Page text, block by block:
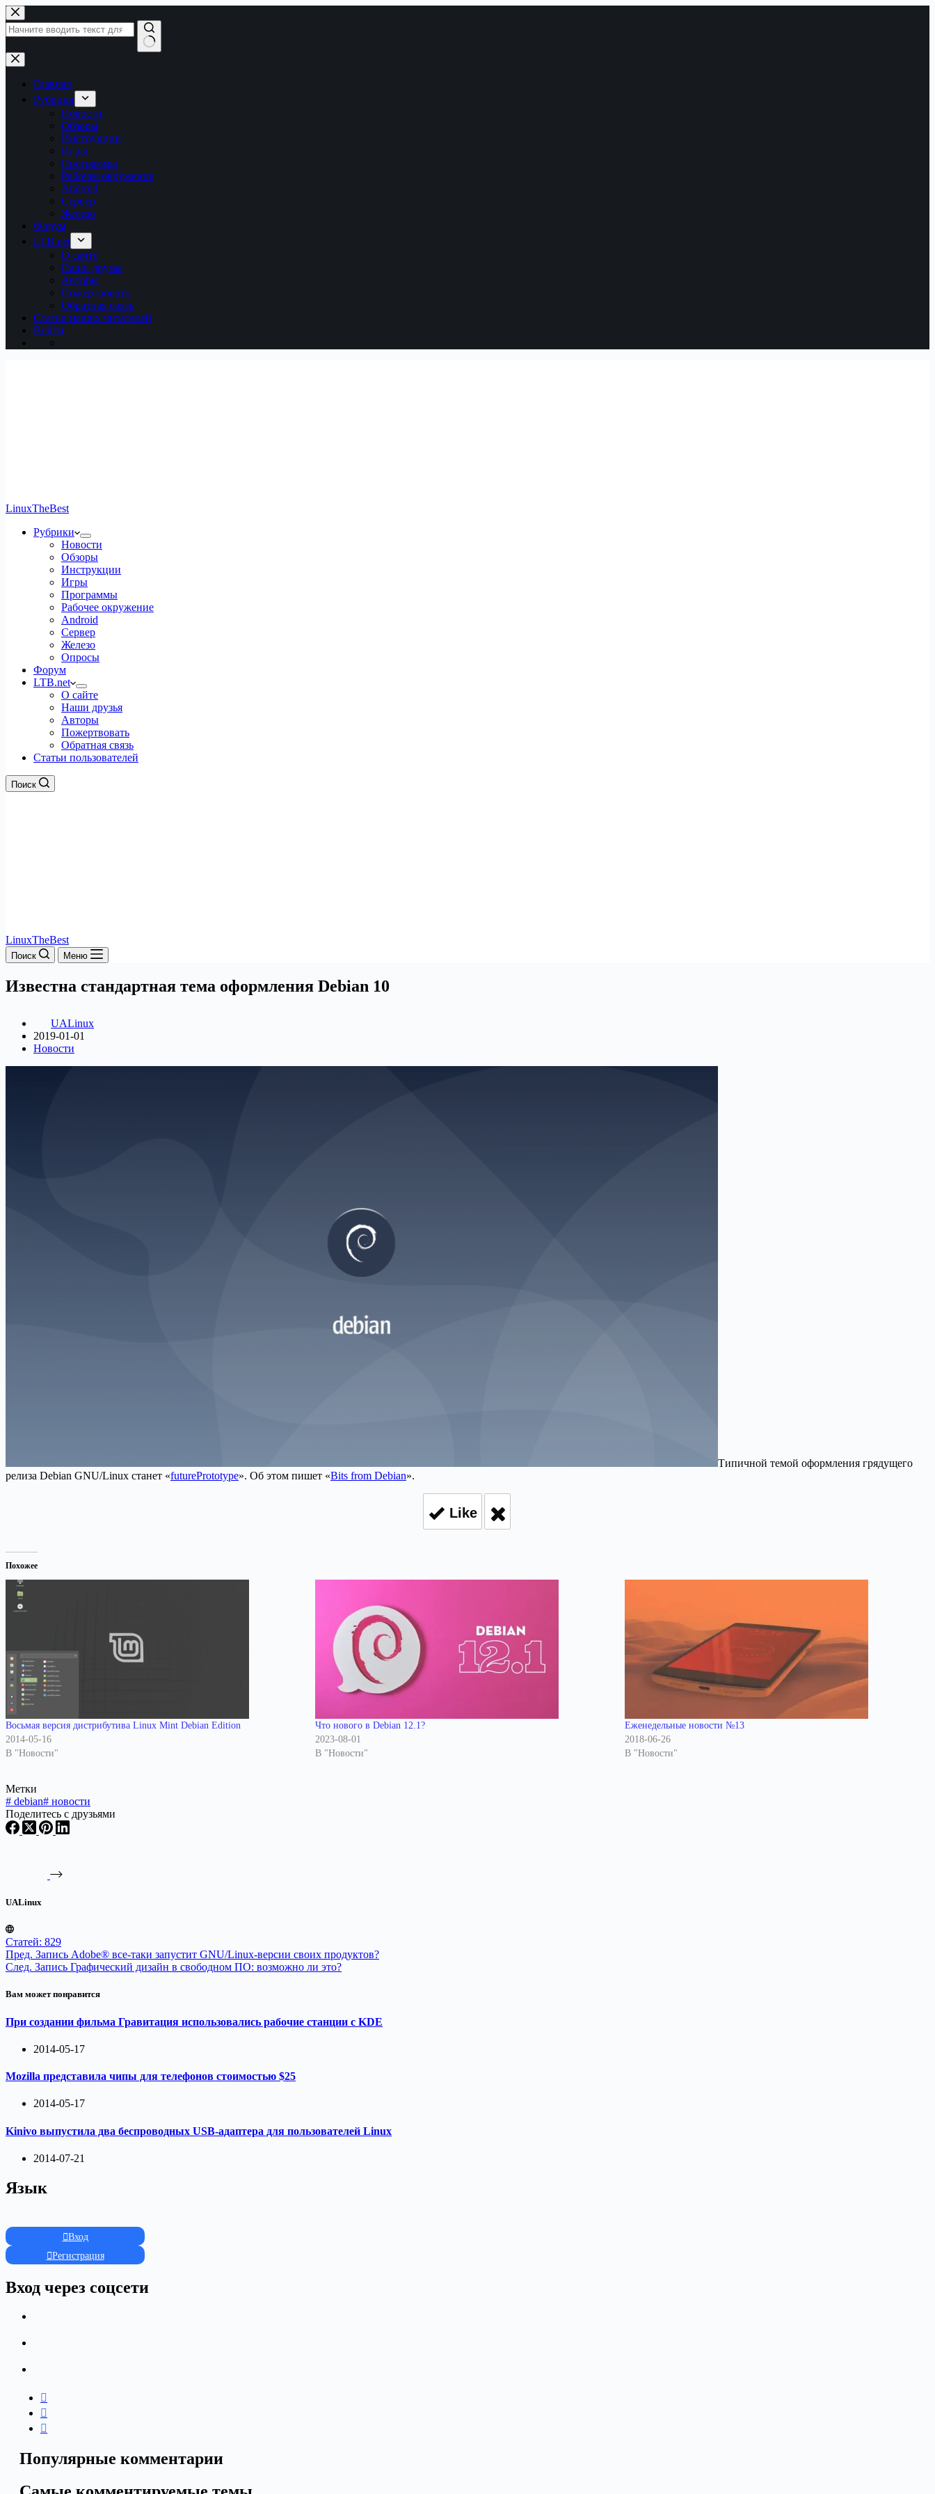
Перейти
к
сути
Ничего
не
найденоГлавная
Рубрики
Новости
Обзоры
Инструкции
Игры
Программы
Рабочее окружение
Android
Сервер
Железо
Форум
LTB.net
О сайте
Наши друзья
Авторы
Пожертвовать
Обратная связь
Статьи наших читателей
Войти
LinuxTheBest
Рубрики
Новости
Обзоры
Инструкции
Игры
Программы
Рабочее окружение
Android
Сервер
Железо
Опросы
Форум
LTB.net
О сайте
Наши друзья
Авторы
Пожертвовать
Обратная связь
Статьи пользователей
Поиск
LinuxTheBest
Поиск Меню
Известна стандартная тема оформления Debian 10
UALinux
2019-01-01
Новости
Типичной темой оформления грядущего
релиза Debian GNU/Linux станет «futurePrototype». Об этом пишет «Bits from Debian».
Like
Похожее
Восьмая версия дистрибутива Linux Mint Debian Edition
2014-05-16
В "Новости"
Что нового в Debian 12.1?
2023-08-01
В "Новости"
Еженедельные новости №13
2018-06-26
В "Новости"
Метки
# debian# новости
Поделитесь с друзьями
UALinux
Статей: 829
Пред. Запись Adobe® все-таки запустит GNU/Linux-версии своих продуктов?
След. Запись Графический дизайн в свободном ПО: возможно ли это?
Вам может понравится
При создании фильма Гравитация использовались рабочие станции с KDE
2014-05-17
Mozilla представила чипы для телефонов стоимостью $25
2014-05-17
Kinivo выпустила два беспроводных USB-адаптера для пользователей Linux
2014-07-21
Язык
Вход
Регистрация
Вход через соцсети
Популярные комментарии